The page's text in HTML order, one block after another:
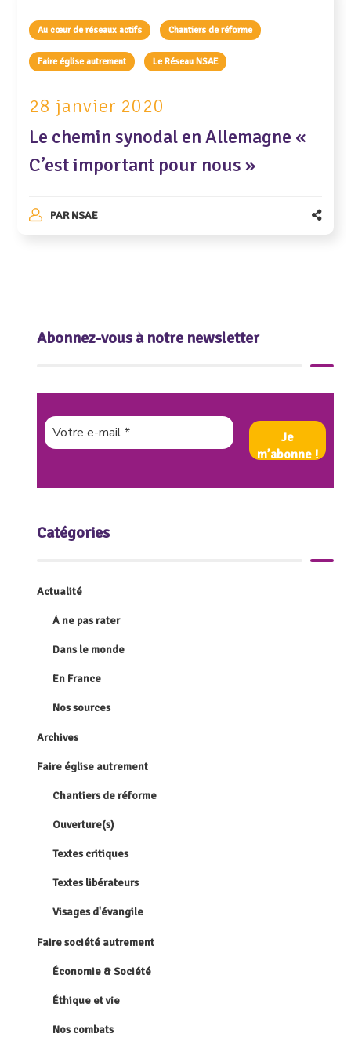
Au cœur de réseaux actifs Chantiers de réforme
Faire église autrement Le Réseau NSAE
28 janvier 2020
Le chemin synodal en Allemagne «
C’est important pour nous »
PARNSAE
Abonnez-vous à notre newsletter
Catégories
Actualité
À ne pas rater
Dans le monde
En France
Nos sources
Archives
Faire église autrement
Chantiers de réforme
Ouverture(s)
Textes critiques
Textes libérateurs
Visages d'évangile
Faire société autrement
Économie & Société
Éthique et vie
Nos combats